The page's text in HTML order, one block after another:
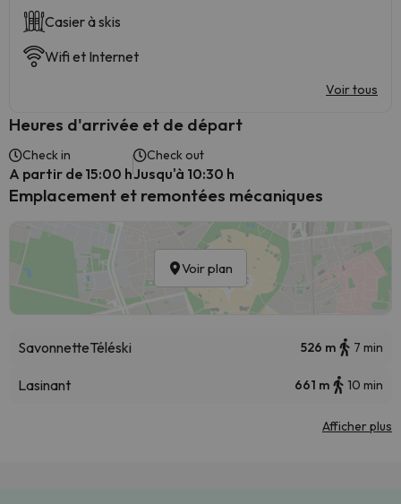
Casier à skis
Wifi et Internet
Voir tous
Heures d'arrivée et de départ
Check in
A partir de 15:00 h
Check out
Jusqu'à 10:30 h
Emplacement et remontées mécaniques
Voir plan
SavonnetteTéléski 526 m 7 min
Lasinant 661 m 10 min
Afficher plus